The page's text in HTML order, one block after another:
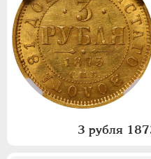
3 рубля